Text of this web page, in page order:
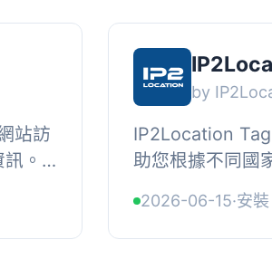
站訪
。
by
IP2Location
助您根據不同國
位址並將其轉換
2026-06-15·安